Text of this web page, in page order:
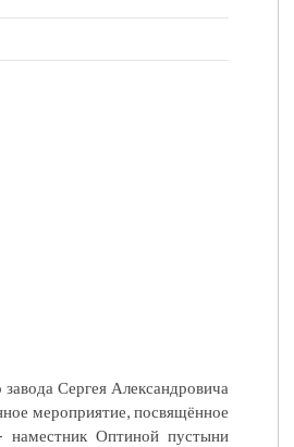
Сергея Александровича
мероприятие, посвящённое
наместник Оптиной пустыни